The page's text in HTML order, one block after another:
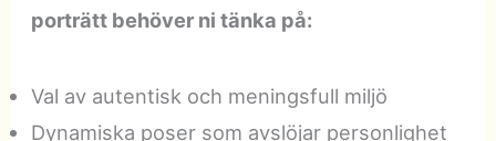
porträtt behöver ni tänka på:
Val av autentisk och meningsfull miljö
Dynamiska poser som avslöjar personlighet